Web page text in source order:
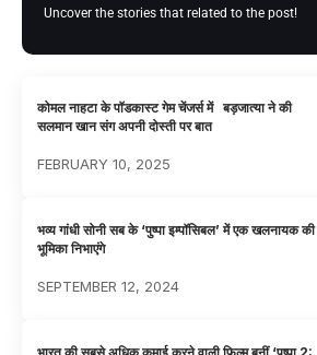
Uncover the stories that related to the post!
कोमल नाहटा के पॉडकास्ट गेम चेंजर्स में बड़जात्या ने की
सलमान खान संग अपनी दोस्ती पर बात
FEBRUARY 10, 2025
भव्य गांधी सोनी सब के ‘पुष्पा इम्पॉसिबल’ में एक खलनायक की
भूमिका निभाएंगे
SEPTEMBER 12, 2024